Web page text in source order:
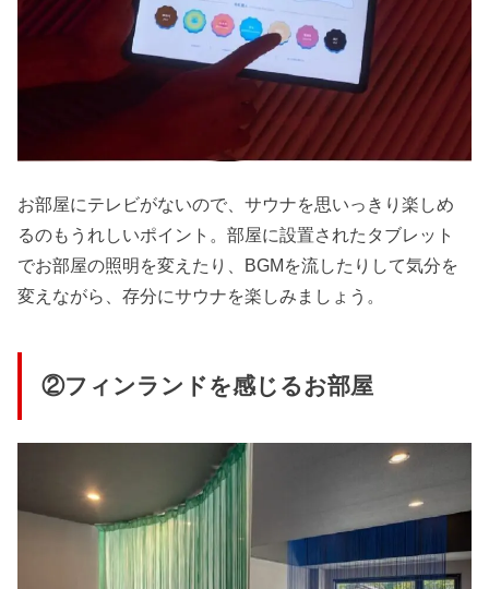
お部屋にテレビがないので、サウナを思いっきり楽しめ
るのもうれしいポイント。部屋に設置されたタブレット
でお部屋の照明を変えたり、BGMを流したりして気分を
変えながら、存分にサウナを楽しみましょう。
②フィンランドを感じるお部屋